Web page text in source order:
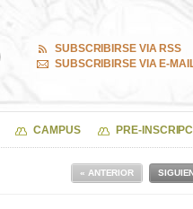
SUBSCRIBIRSE VIA RSS
SUBSCRIBIRSE VIA E-
CAMPUS PRE-
« ANTERIOR